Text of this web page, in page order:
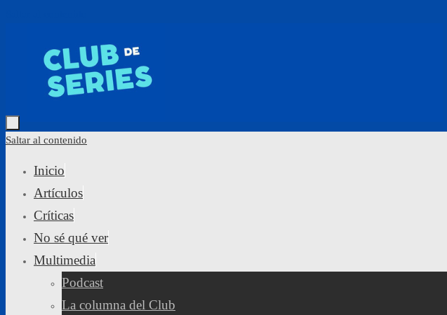
Saltar al contenido
Inicio
Artículos
Críticas
No sé qué ver
Multimedia
Podcast
La columna del Club